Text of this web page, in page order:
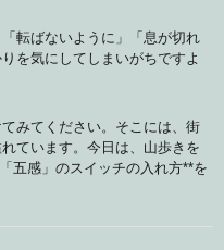
転ばないように」「息が切れ
を気にしてしまいがちですよ
みてください。そこには、街
ています。今日は、山歩きを
五感」のスイッチの入れ方**を